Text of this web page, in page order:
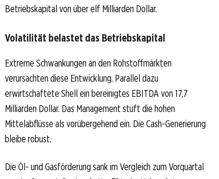
Betriebskapital von über elf Milliarden Dollar.
Volatilität belastet das Betriebskapital
Extreme Schwankungen an den Rohstoffmärkten
verursachten diese Entwicklung. Parallel dazu
erwirtschaftete Shell ein bereinigtes EBITDA von 17,7
Milliarden Dollar. Das Management stuft die hohen
Mittelabflüsse als vorübergehend ein. Die Cash-Generierung
bleibe robust.
Die Öl- und Gasförderung sank im Vergleich zum Vorquartal